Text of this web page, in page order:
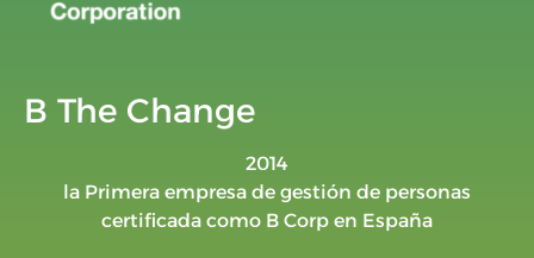
B The Change
2014
la Primera empresa de gestión de personas
certificada como B Corp en España